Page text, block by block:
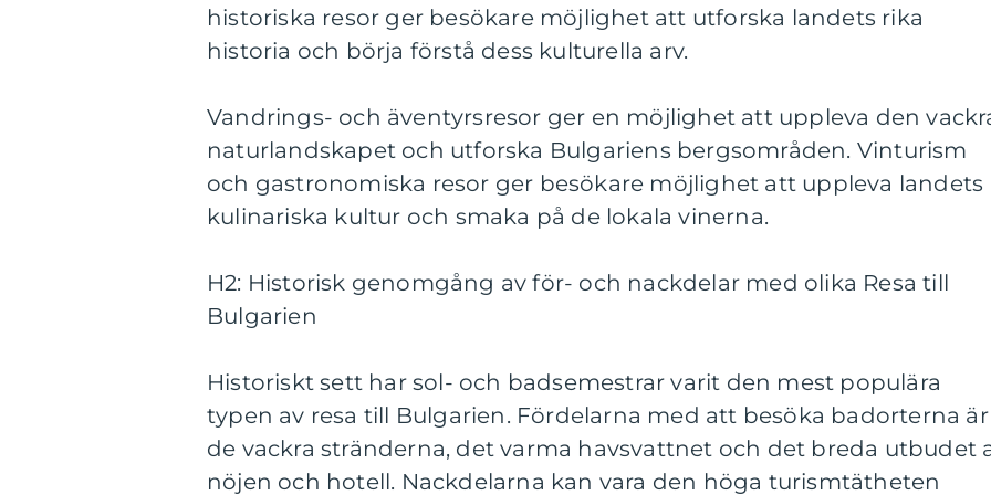
historiska resor ger besökare möjlighet att utforska landets rika
historia och börja förstå dess kulturella arv.
Vandrings- och äventyrsresor ger en möjlighet att uppleva den
naturlandskapet och utforska Bulgariens bergsområden. Vinturism
och gastronomiska resor ger besökare möjlighet att uppleva landets
kulinariska kultur och smaka på de lokala vinerna.
H2: Historisk genomgång av för- och nackdelar med olika Resa till
Bulgarien
Historiskt sett har sol- och badsemestrar varit den mest populära
typen av resa till Bulgarien. Fördelarna med att besöka badorterna är
de vackra stränderna, det varma havsvattnet och det breda utbudet
nöjen och hotell. Nackdelarna kan vara den höga turismtätheten